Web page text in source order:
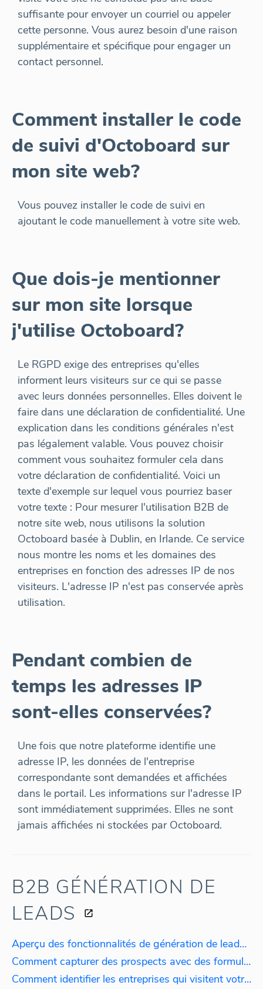
suffisante pour envoyer un courriel ou appeler
cette personne. Vous aurez besoin d'une raison
supplémentaire et spécifique pour engager un
contact personnel.
Comment installer le code
de suivi d'Octoboard sur
mon site web?
Vous pouvez installer le code de suivi en
ajoutant le code manuellement à votre site web.
Que dois-je mentionner
sur mon site lorsque
j'utilise Octoboard?
Le RGPD exige des entreprises qu'elles
informent leurs visiteurs sur ce qui se passe
avec leurs données personnelles. Elles doivent le
faire dans une déclaration de confidentialité. Une
explication dans les conditions générales n'est
pas légalement valable. Vous pouvez choisir
comment vous souhaitez formuler cela dans
votre déclaration de confidentialité. Voici un
texte d'exemple sur lequel vous pourriez baser
votre texte : Pour mesurer l'utilisation B2B de
notre site web, nous utilisons la solution
Octoboard basée à Dublin, en Irlande. Ce service
nous montre les noms et les domaines des
entreprises en fonction des adresses IP de nos
visiteurs. L'adresse IP n'est pas conservée après
utilisation.
Pendant combien de
temps les adresses IP
sont-elles conservées?
Une fois que notre plateforme identifie une
adresse IP, les données de l'entreprise
correspondante sont demandées et affichées
dans le portail. Les informations sur l'adresse IP
sont immédiatement supprimées. Elles ne sont
jamais affichées ni stockées par Octoboard.
B2B GÉNÉRATION DE
LEADS
Aperçu des fonctionnalités de génération de leads B2B
Comment capturer des prospects avec des formulaires d'audit SEO
Comment identifier les entreprises qui visitent votre site web ?